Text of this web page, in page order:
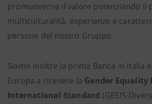
promuoverne il valore potenziando il
multiculturalità, esperienze e
persone del nostro Gruppo.
Siamo inoltre la prima Banca in Italia
Europa a ricevere la Gender Equality
International Standard (GEEIS-